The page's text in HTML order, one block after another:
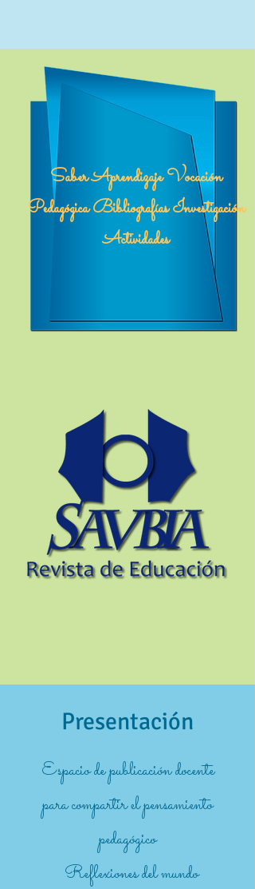
Saber Aprendizaje Vocación
Pedagógica Bibliografías Investigación
Actividades
Presentación
Espacio de publicación docente
para compartir el pensamiento
pedagógico
Reflexiones del mundo